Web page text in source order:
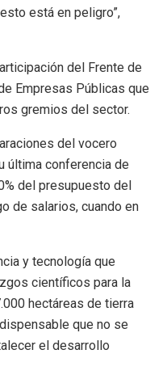
está en peligro”,
del Frente de
Empresas Públicas que
gremios del sector.
del vocero
última conferencia de
del presupuesto del
de salarios, cuando en
y tecnología que
científicos para la
hectáreas de tierra
que no se
el desarrollo